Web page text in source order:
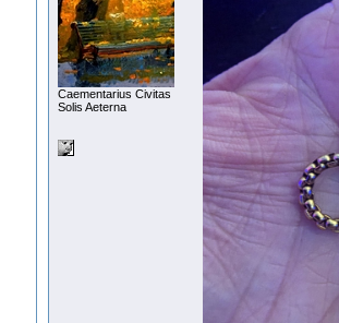
Сaementarius Civitas
Solis Aeterna